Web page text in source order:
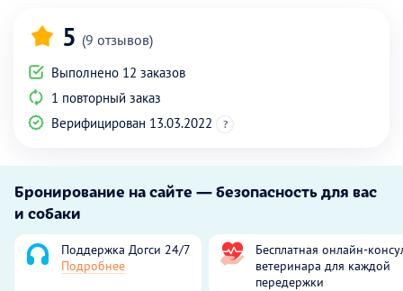
5 (9 отзывов)
Выполнено 12 заказов
1 повторный заказ
Верифицирован 13.03.2022
?
Бронирование на сайте — безопасность для вас
и собаки
Поддержка Догси 24/7
Подробнее
Бесплатная онлайн-
ветеринара для каждой
передержки